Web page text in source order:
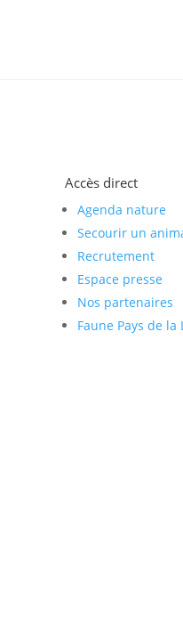
Accès direct
Agenda nature
Secourir un
Recrutement
Espace presse
Nos partenaires
Faune Pays de la